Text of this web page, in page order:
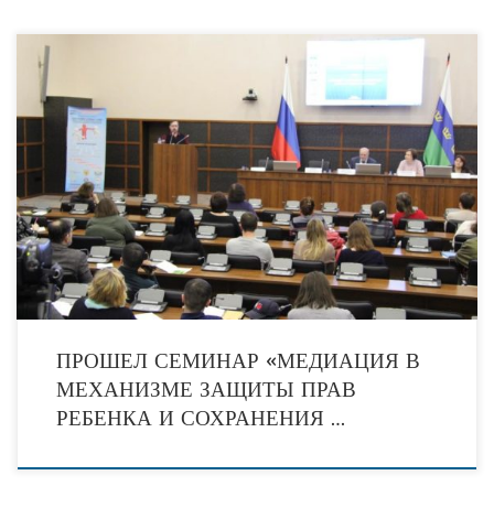
20 февраля 2019 г. в конференц-зале Общественной палаты Тюменской области
прошел информационный семинар на тему: «Медиация в механизме защиты
прав ребенка и сохранения семьи» Семинар
ПРОШЕЛ СЕМИНАР «МЕДИАЦИЯ В
МЕХАНИЗМЕ ЗАЩИТЫ ПРАВ
РЕБЕНКА И СОХРАНЕНИЯ …